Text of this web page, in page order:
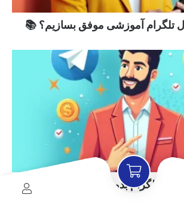
تلگرام آموزشی موفق بسازیم؟ 📚
تلگرام بدون سرمایه و با آموزش